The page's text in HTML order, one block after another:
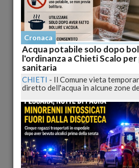
pubblicato il 11/06/2025 16:07
Cronaca
Marsilio contro la vendita di
scelta disonorevole"
CHIETI-Il presidente della Regione
disappunto per la svendita di un
pubblicato il 08/11/2024 11:40
Cronaca
Acqua potabile solo dopo
l'ordinanza a Chieti Scalo
sanitaria
CHIETI - Il Comune vieta
diretto dell'acqua in alcune zone